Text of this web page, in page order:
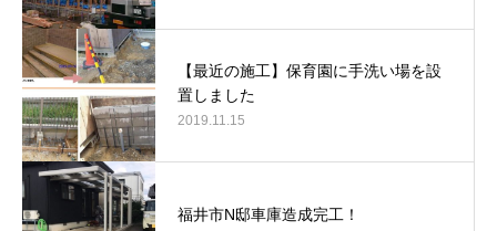
【最近の施工】保育園に手洗い場を設
置しました
2019.11.15
福井市N邸車庫造成完工！